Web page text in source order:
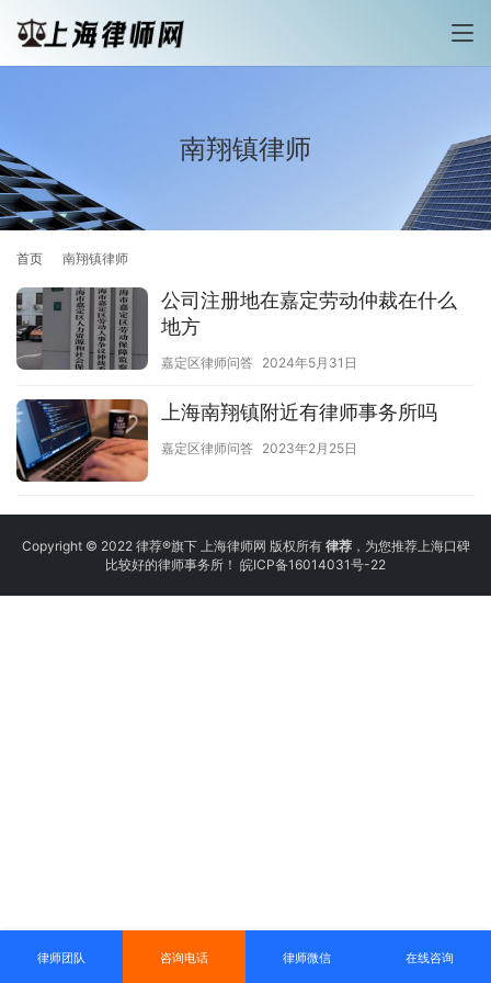
南翔镇律师
首页 南翔镇律师
公司注册地在嘉定劳动仲裁在什么
地方
嘉定区律师问答 2024年5月31日
上海南翔镇附近有律师事务所吗
嘉定区律师问答 2023年2月25日
Copyright © 2022 律荐®旗下 上海律师网 版权所有 律荐，为您推荐上海口碑
比较好的律师事务所！ 皖ICP备16014031号-22
律师团队 咨询电话 律师微信 在线咨询